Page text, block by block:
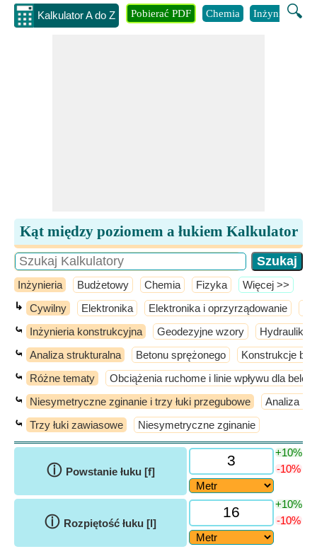
Kalkulator A do Z 🔍
Pobierać PDF Chemia Inżynieria
Kąt między poziomem a łukiem Kalkulator
Inżynieria Budżetowy Chemia Fizyka ​Więcej >>
↳ Cywilny Elektronika Elektronika i oprzyrządowanie
⤿ Inżynieria konstrukcyjna Geodezyjne wzory Hydraulika
⤿ Analiza strukturalna Betonu sprężonego Konstrukcje
⤿ Różne tematy Obciążenia ruchome i linie wpływu dla belek
⤿ Niesymetryczne zginanie i trzy łuki przegubowe Analiza
⤿ Trzy łuki zawiasowe Niesymetryczne zginanie
ⓘ Powstanie łuku [f]
+10%
-10%
ⓘ Rozpiętość łuku [l]
+10%
-10%